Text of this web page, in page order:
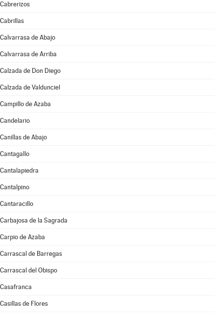
Cabrerizos
Cabrillas
Calvarrasa de Abajo
Calvarrasa de Arriba
Calzada de Don Diego
Calzada de Valdunciel
Campillo de Azaba
Candelario
Canillas de Abajo
Cantagallo
Cantalapiedra
Cantalpino
Cantaracillo
Carbajosa de la Sagrada
Carpio de Azaba
Carrascal de Barregas
Carrascal del Obispo
Casafranca
Casillas de Flores